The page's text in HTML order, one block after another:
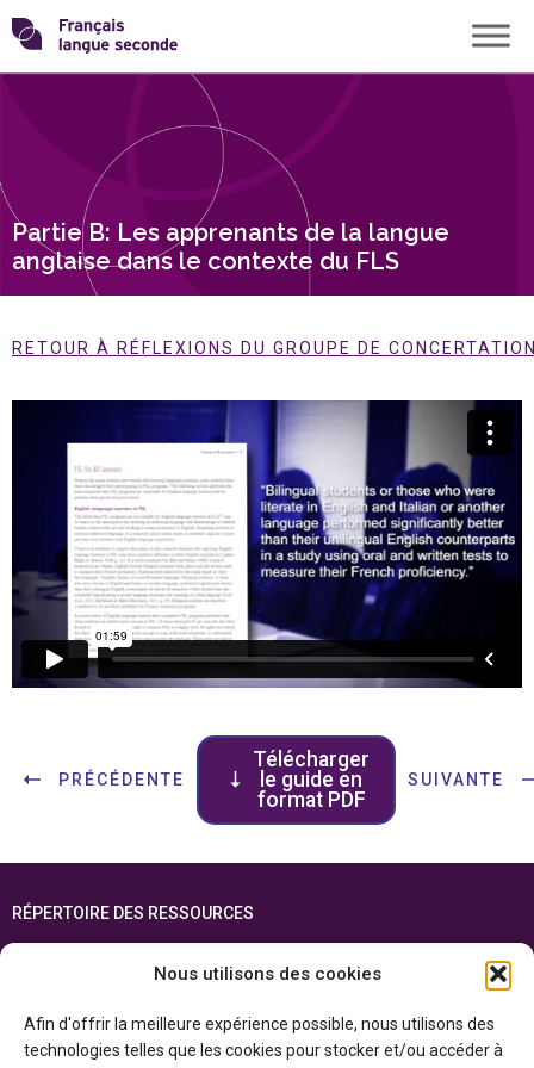
Nous utilisons des cookies
Afin d'offrir la meilleure expérience possible, nous utilisons des
technologies telles que les cookies pour stocker et/ou accéder à
Skip
to
content
Transformons
langue
Partie B: Les apprenants de la langue
anglaise dans le contexte du FLS
RETOUR À RÉFLEXIONS DU GROUPE DE
PRÉCÉDENTE
Télécharger
le guide en
format PDF
SUIVANTE
RÉPERTOIRE DES RESSOURCES
FOIRE AUX QUESTIONS
ENGLISH